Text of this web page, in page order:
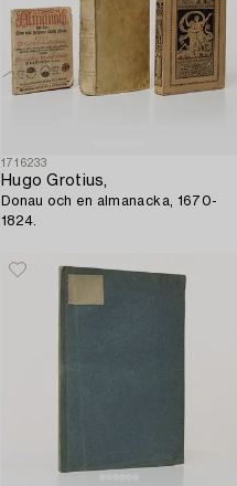
1716233
Hugo Grotius,
Donau och en almanacka, 1670-
1824.